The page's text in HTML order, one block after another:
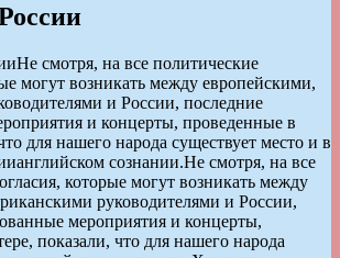
Не смотря, на все политические
могут возникать между европейскими,
и России, последние
и концерты, проведенные в
для нашего народа существует место и в
английском сознании.Не смотря, на все
которые могут возникать между
руководителями и России,
мероприятия и концерты,
показали, что для нашего народа